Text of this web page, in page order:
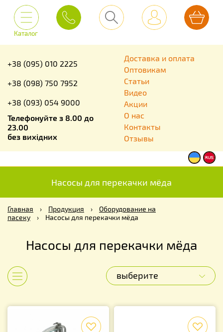
Каталог
+38 (095) 010 2225
+38 (098) 750 7952
+38 (093) 054 9000
Телефонуйте з 8.00 до
23.00
без вихідних
Доставка и оплата
Оптовикам
Статьи
Видео
Акции
О нас
Контакты
Отзывы
Насосы для перекачки мёда
Главная › Продукция ›
Оборудование на
пасеку
› Насосы для перекачки мёда
Насосы для перекачки мёда
выберите